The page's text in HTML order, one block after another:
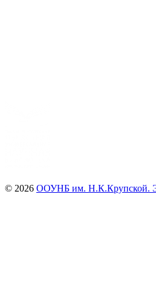
© 2026 ООУНБ им. Н.К.Крупской.